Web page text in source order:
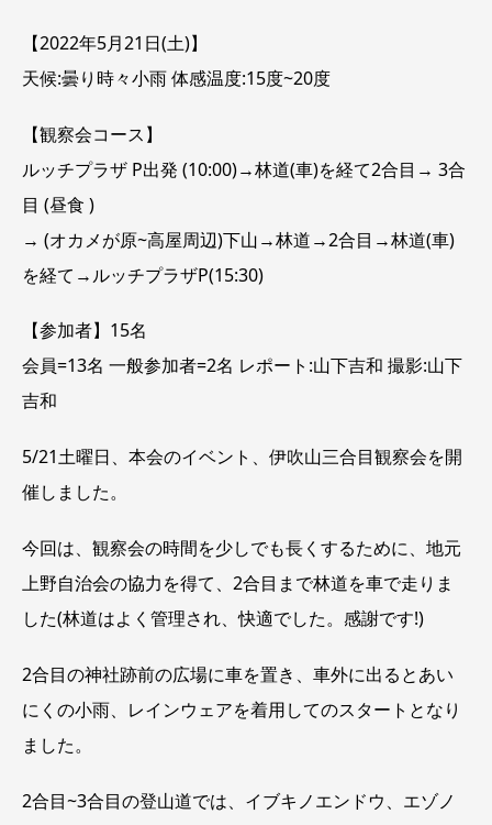
【2022年5月21日(土)】
天候:曇り時々小雨 体感温度:15度~20度
【観察会コース】
ルッチプラザ P出発 (10:00)→林道(車)を経て2合目→ 3合
目 (昼食 )
→ (オカメが原~高屋周辺)下山→林道→2合目→林道(車)
を経て→ルッチプラザP(15:30)
【参加者】15名
会員=13名 一般参加者=2名 レポート:山下吉和 撮影:山下
吉和
5/21土曜日、本会のイベント、伊吹山三合目観察会を開
催しました。
今回は、観察会の時間を少しでも長くするために、地元
上野自治会の協力を得て、2合目まで林道を車で走りま
した(林道はよく管理され、快適でした。感謝です!)
2合目の神社跡前の広場に車を置き、車外に出るとあい
にくの小雨、レインウェアを着用してのスタートとなり
ました。
2合目~3合目の登山道では、イブキノエンドウ、エゾノ